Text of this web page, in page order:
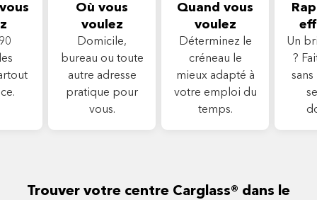
Où vous
voulez
Domicile,
bureau ou toute
autre adresse
pratique pour
vous.
Quand vous
voulez
Déterminez le
créneau le
mieux adapté à
votre emploi du
temps.
Un
?
sans
Trouver votre centre Carglass® dans le